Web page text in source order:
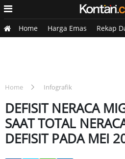
Home Harga Emas Rekap
Home Infografik
DEFISIT NERACA
SAAT TOTAL
DEFISIT PADA MEI